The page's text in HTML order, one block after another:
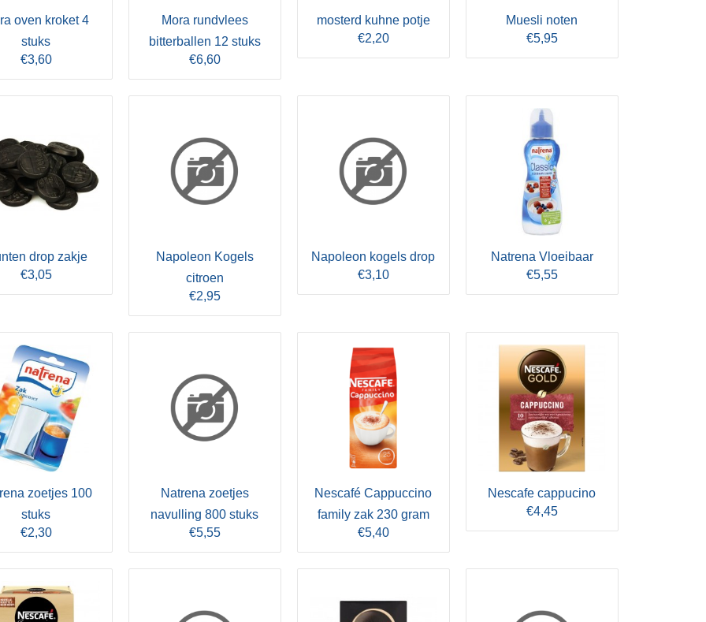
oven kroket 4
stuks
€3,60
Mora rundvlees
bitterballen 12 stuks
€6,60
mosterd kuhne potje
€2,20
Muesli noten
€5,95
drop zakje
€3,05
Napoleon Kogels
citroen
€2,95
Napoleon kogels drop
€3,10
Natrena Vloeibaar
€5,55
zoetjes 100
stuks
€2,30
Natrena zoetjes
navulling 800 stuks
€5,55
Nescafé Cappuccino
family zak 230 gram
€5,40
Nescafe cappucino
€4,45